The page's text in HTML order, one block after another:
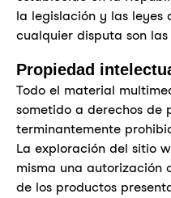
la legislación y las leyes
cualquier disputa son
Propiedad
Todo el material
sometido a derechos de
terminantemente
La exploración del sitio
misma una autorización
de los productos